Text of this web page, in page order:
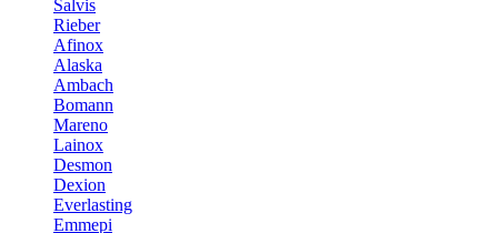
Salvis
Rieber
Afinox
Alaska
Ambach
Bomann
Mareno
Lainox
Desmon
Dexion
Everlasting
Emmepi